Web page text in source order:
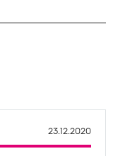
23.12.2020